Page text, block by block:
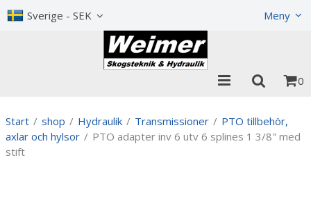
Sverige - SEK Meny
0
Start / shop / Hydraulik / Transmissioner / PTO tillbehör,
axlar och hylsor / PTO adapter inv 6 utv 6 splines 1 3/8" med
stift